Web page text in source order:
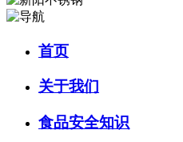
首页
关于我们
食品安全知识